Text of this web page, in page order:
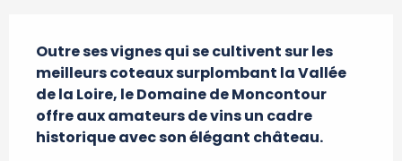
Outre ses vignes qui se cultivent sur les
meilleurs coteaux surplombant la Vallée
de la Loire, le Domaine de Moncontour
offre aux amateurs de vins un cadre
historique avec son élégant château.